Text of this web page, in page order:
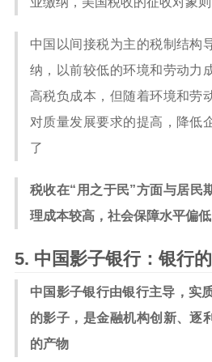
中国以间接税为主的税制结构
纳，以前较低的环境和劳动力
高税负成本，但随着环境和劳
对质量发展要求的提高，降低
了
税收在“用之于民”方面与居民
理成本较高，社会保障水平偏低
中国影子银行：银行
中国影子银行由银行主导，实
的影子，是金融机构创新、逐
的产物